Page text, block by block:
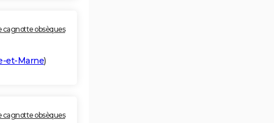
cagnotte obsèques
et-Marne)
cagnotte obsèques